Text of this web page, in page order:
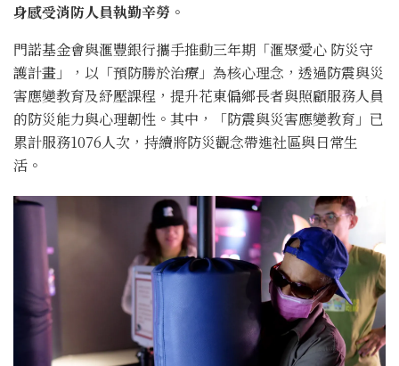
身感受消防人員執勤辛勞。
門諾基金會與滙豐銀行攜手推動三年期「滙聚愛心 防災守
護計畫」，以「預防勝於治療」為核心理念，透過防震與災
害應變教育及紓壓課程，提升花東偏鄉長者與照顧服務人員
的防災能力與心理韌性。其中，「防震與災害應變教育」已
累計服務1076人次，持續將防災觀念帶進社區與日常生
活。